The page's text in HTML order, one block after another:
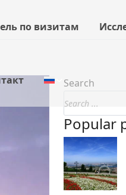
по визитам
Search
Popular